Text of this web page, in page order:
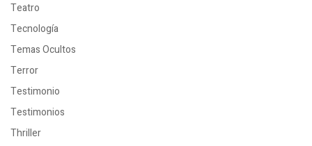
Teatro
Tecnología
Temas Ocultos
Terror
Testimonio
Testimonios
Thriller